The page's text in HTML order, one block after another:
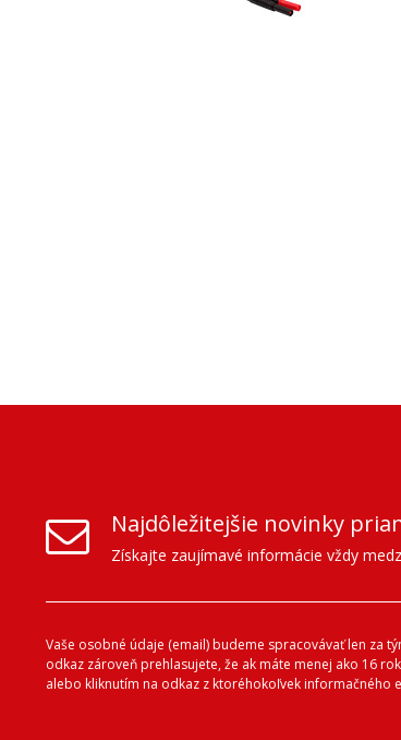
Najdôležitejšie novinky
Získajte zaujímavé informácie vždy
Vaše osobné údaje (email) budeme spracovávať len za
odkaz zároveň prehlasujete, že ak máte menej ako 16
alebo kliknutím na odkaz z ktoréhokoľvek informačného